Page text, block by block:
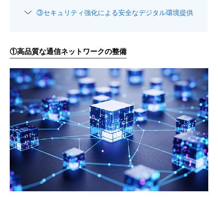
③セキュリティ強化による安全なデジタル環境提供
①高品質な通信ネットワークの整備